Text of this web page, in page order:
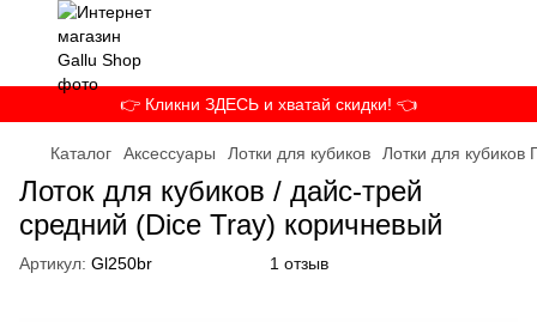
👉 Кликни ЗДЕСЬ и хватай скидки! 👈
Каталог Аксессуары Лотки для кубиков Лотки для кубиков
Лоток для кубиков / дайс-трей
средний (Dice Tray) коричневый
Артикул: Gl250br 1 отзыв